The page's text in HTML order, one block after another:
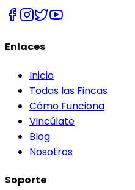
Enlaces
Inicio
Todas las Fincas
Cómo Funciona
Vincúlate
Blog
Nosotros
Soporte